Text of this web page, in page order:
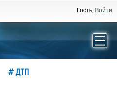
Гость, Войти
# ДТП